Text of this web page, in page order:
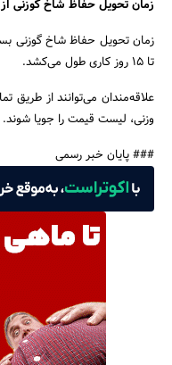
زمان تحویل حفاظ شاخ گوزنی
زمان تحویل حفاظ شاخ گوزنی
تا 15 روز کاری طول می‌کشد.
علاقه‌مندان می‌توانند از
وزنی، لیست قیمت را جویا شوند.
### پایان خبر رسمی